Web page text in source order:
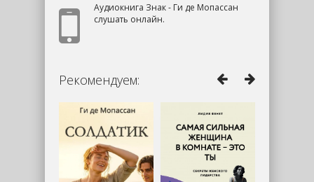
Аудиокнига Знак - Ги де Мопассан
слушать онлайн.
Рекомендуем: